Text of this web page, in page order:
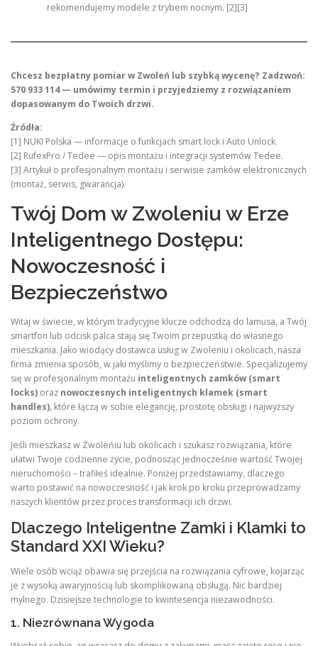
rekomendujemy modele z trybem nocnym. [2][3]
Chcesz bezpłatny pomiar w Zwoleń lub szybką wycenę? Zadzwoń:
570 933 114 — umówimy termin i przyjedziemy z rozwiązaniem
dopasowanym do Twoich drzwi.
Źródła:
[1] NUKI Polska — informacje o funkcjach smart lock i Auto Unlock.
[2] RufexPro / Tedee — opis montażu i integracji systemów Tedee.
[3] Artykuł o profesjonalnym montażu i serwisie zamków elektronicznych
(montaż, serwis, gwarancja).
Twój Dom w Zwoleniu w Erze
Inteligentnego Dostępu:
Nowoczesność i
Bezpieczeństwo
Witaj w świecie, w którym tradycyjne klucze odchodzą do lamusa, a Twój
smartfon lub odcisk palca stają się Twoim przepustką do własnego
mieszkania. Jako wiodący dostawca usług w Zwoleniu i okolicach, nasza
firma zmienia sposób, w jaki myślimy o bezpieczeństwie. Specjalizujemy
się w profesjonalnym montażu inteligentnych zamków (smart
locks) oraz nowoczesnych inteligentnych klamek (smart
handles), które łączą w sobie elegancję, prostotę obsługi i najwyższy
poziom ochrony.
Jeśli mieszkasz w Zwoleńiu lub okolicach i szukasz rozwiązania, które
ułatwi Twoje codzienne życie, podnosząc jednocześnie wartość Twojej
nieruchomości – trafiłeś idealnie. Poniżej przedstawiamy, dlaczego
warto postawić na nowoczesność i jak krok po kroku przeprowadzamy
naszych klientów przez proces transformacji ich drzwi.
Dlaczego Inteligentne Zamki i Klamki to
Standard XXI Wieku?
Wiele osób wciąż obawia się przejścia na rozwiązania cyfrowe, kojarząc
je z wysoką awaryjnością lub skomplikowaną obsługą. Nic bardziej
mylnego. Dzisiejsze technologie to kwintesencja niezawodności.
1. Niezrównana Wygoda